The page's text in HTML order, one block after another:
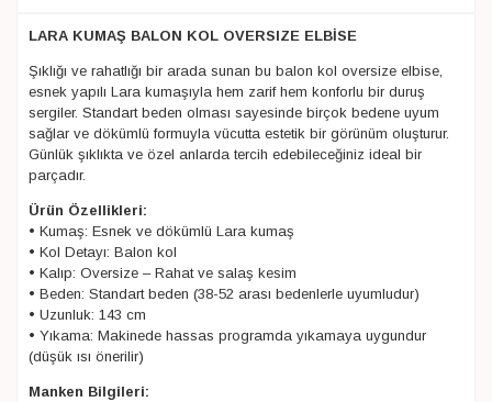
LARA KUMAŞ BALON KOL OVERSIZE ELBİSE
Şıklığı ve rahatlığı bir arada sunan bu balon kol oversize elbise,
esnek yapılı Lara kumaşıyla hem zarif hem konforlu bir duruş
sergiler. Standart beden olması sayesinde birçok bedene uyum
sağlar ve dökümlü formuyla vücutta estetik bir görünüm oluşturur.
Günlük şıklıkta ve özel anlarda tercih edebileceğiniz ideal bir
parçadır.
Ürün Özellikleri:
• Kumaş: Esnek ve dökümlü Lara kumaş
• Kol Detayı: Balon kol
• Kalıp: Oversize – Rahat ve salaş kesim
• Beden: Standart beden (38-52 arası bedenlerle uyumludur)
• Uzunluk: 143 cm
• Yıkama: Makinede hassas programda yıkamaya uygundur
(düşük ısı önerilir)
Manken Bilgileri: